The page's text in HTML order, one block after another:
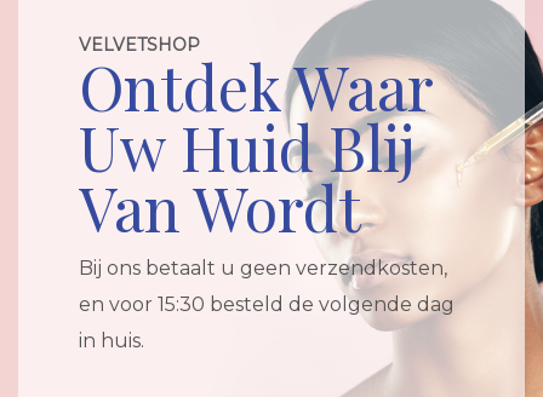
VELVETSHOP
Ontdek Waar
Uw Huid Blij
Van Wordt
Bij ons betaalt u geen verzendkosten,
en voor 15:30 besteld de volgende dag
in huis.